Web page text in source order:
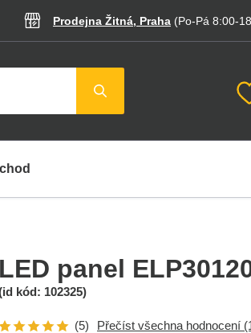
Prodejna Žitná, Praha (Po-Pá 8:00-
LED panel
kód: 102325)
(5) Přečíst všechna hodnocení